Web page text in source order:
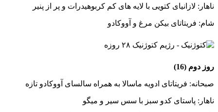
ناهار: لازانیای کتویی با لایه های کم کربوهیدرات و پر از پنیر
شام: فریتاتای بیکن مرغ و آووکادو
روز دوم (16)
صبحانه: فریتاتای ادویه ماسالا به همراه سالسای آووکادو تازه
ناهار: پاستای کدو سبز با سس سیر و میگو